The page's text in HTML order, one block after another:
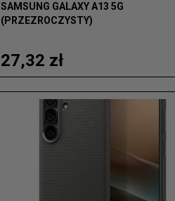
SAMSUNG GALAXY A13 5G
(PRZEZROCZYSTY)
27,32 zł